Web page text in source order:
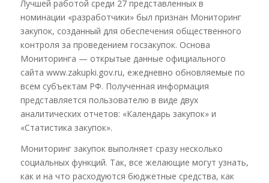
Лучшей работой среди 27 представленных в
номинации «разработчики» был признан Мониторинг
закупок, созданный для обеспечения общественного
контроля за проведением госзакупок. Основа
Мониторинга — открытые данные официального
сайта www.zakupki.gov.ru, ежедневно обновляемые по
всем субъектам РФ. Полученная информация
представляется пользователю в виде двух
аналитических отчетов: «Календарь закупок» и
«Статистика закупок».
Мониторинг закупок выполняет сразу несколько
социальных функций. Так, все желающие могут узнать,
как и на что расходуются бюджетные средства, как